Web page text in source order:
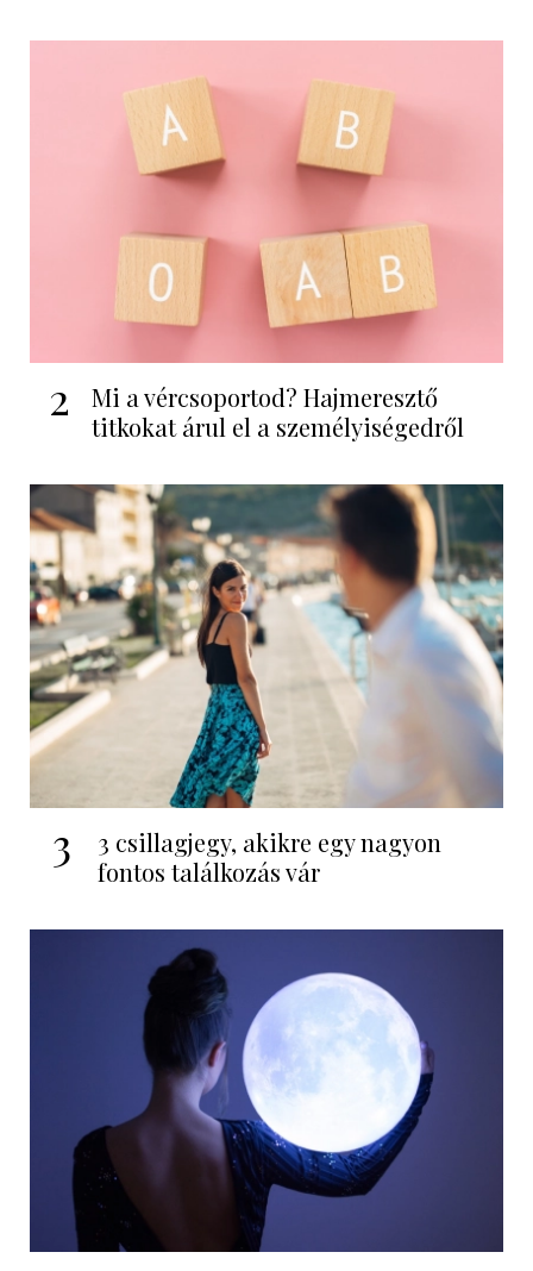
2
Mi a vércsoportod? Hajmeresztő
titkokat árul el a személyiségedről
3
3 csillagjegy, akikre egy nagyon
fontos találkozás vár